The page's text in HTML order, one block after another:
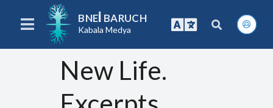
BNEI BARUCH
Kabala Medya
New Life.